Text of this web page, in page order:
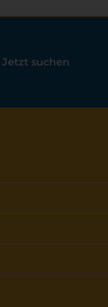
Jetzt suchen